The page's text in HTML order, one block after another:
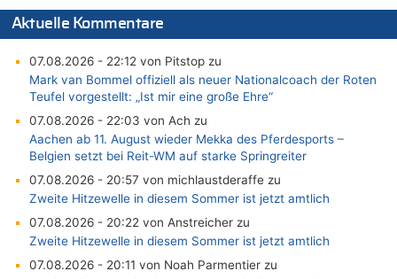
Aktuelle Kommentare
07.08.2026 - 22:12 von Pitstop zu
Mark van Bommel offiziell als neuer Nationalcoach der Roten
Teufel vorgestellt: „Ist mir eine große Ehre“
07.08.2026 - 22:03 von Ach zu
Aachen ab 11. August wieder Mekka des Pferdesports –
Belgien setzt bei Reit-WM auf starke Springreiter
07.08.2026 - 20:57 von michlaustderaffe zu
Zweite Hitzewelle in diesem Sommer ist jetzt amtlich
07.08.2026 - 20:22 von Anstreicher zu
Zweite Hitzewelle in diesem Sommer ist jetzt amtlich
07.08.2026 - 20:11 von Noah Parmentier zu